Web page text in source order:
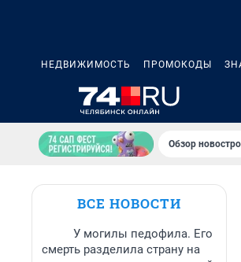
НЕДВИЖИМОСТЬ ПРОМОКОДЫ
Обзор
ВСЕ НОВОСТИ
У могилы педофила. Его
смерть разделила страну на